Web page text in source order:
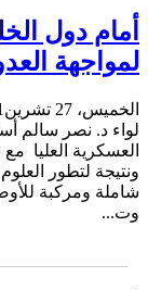
أمام دول
لمواجهة
الخميس، 27 تشرين1/أكتوير 2022
لواء د. نصر سالم
العسكرية العليا
ونتيجة لتطور
شاملة ومركبة
وت...